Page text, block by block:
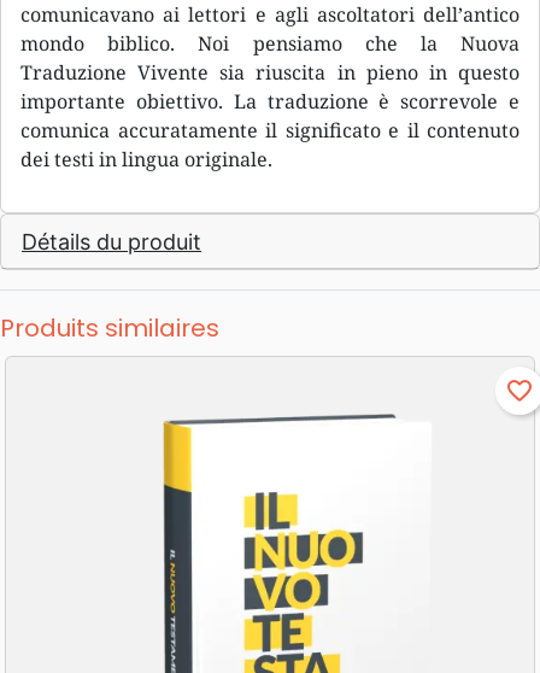
comunicavano ai lettori e agli ascoltatori dell’antico
mondo biblico. Noi pensiamo che la Nuova
Traduzione Vivente sia riuscita in pieno in questo
importante obiettivo. La traduzione è scorrevole e
comunica accuratamente il significato e il contenuto
dei testi in lingua originale.
Détails du produit
Produits similaires
favorite_border